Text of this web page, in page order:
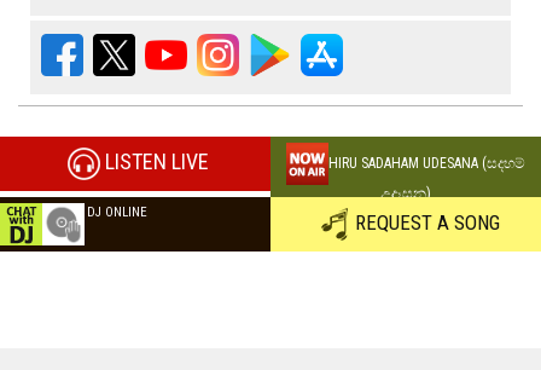
LISTEN LIVE
HIRU SADAHAM UDESANA (සදහම්
උදෑසන)
DJ ONLINE REQUEST A SONG